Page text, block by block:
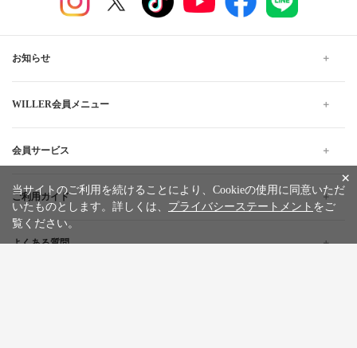
お知らせ
WILLER会員メニュー
会員サービス
ご利用ガイド
よくある質問
×
当サイトのご利用を続けることにより、Cookieの使用に同意いただ
いたものとします。詳しくは、 プライバシーステートメント をご
覧ください。